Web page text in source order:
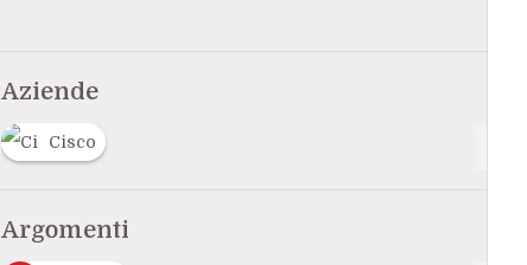
Aziende
Cisco
Argomenti